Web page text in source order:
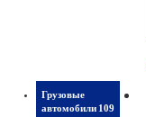
Грузовые
автомобили 109